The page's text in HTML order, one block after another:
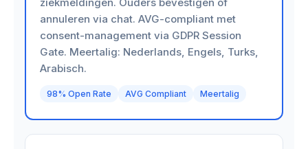
annuleren via chat. AVG-compliant met
consent-management via GDPR Session
Gate. Meertalig: Nederlands, Engels, Turks,
Arabisch.
98% Open Rate AVG Compliant Meertalig